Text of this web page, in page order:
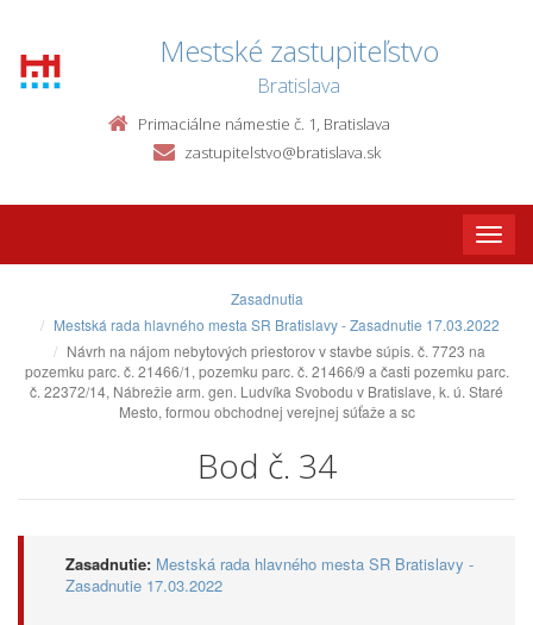
Mestské zastupiteľstvo
Bratislava
Primaciálne námestie č. 1, Bratislava
zastupitelstvo@bratislava.sk
Toggle
Zasadnutia
Mestská rada hlavného mesta SR Bratislavy - Zasadnutie 17.03.2022
Návrh na nájom nebytových priestorov v stavbe súpis. č. 7723 na
pozemku parc. č. 21466/1, pozemku parc. č. 21466/9 a časti pozemku parc.
č. 22372/14, Nábrežie arm. gen. Ludvíka Svobodu v Bratislave, k. ú. Staré
Mesto, formou obchodnej verejnej súťaže a sc
Bod č. 34
Zasadnutie: Mestská rada hlavného mesta SR Bratislavy -
Zasadnutie 17.03.2022